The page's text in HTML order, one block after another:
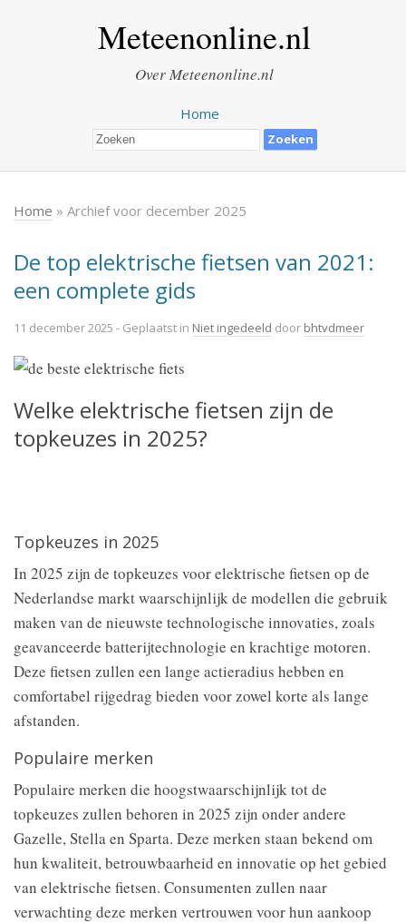
Meteenonline.nl
Over Meteenonline.nl
Home
Home » Archief voor december 2025
De top elektrische fietsen van 2021:
een complete gids
11 december 2025 - Geplaatst in Niet ingedeeld door bhtvdmeer
Welke elektrische fietsen zijn de
topkeuzes in 2025?
Topkeuzes in 2025
In 2025 zijn de topkeuzes voor elektrische fietsen op de
Nederlandse markt waarschijnlijk de modellen die gebruik
maken van de nieuwste technologische innovaties, zoals
geavanceerde batterijtechnologie en krachtige motoren.
Deze fietsen zullen een lange actieradius hebben en
comfortabel rijgedrag bieden voor zowel korte als lange
afstanden.
Populaire merken
Populaire merken die hoogstwaarschijnlijk tot de
topkeuzes zullen behoren in 2025 zijn onder andere
Gazelle, Stella en Sparta. Deze merken staan bekend om
hun kwaliteit, betrouwbaarheid en innovatie op het gebied
van elektrische fietsen. Consumenten zullen naar
verwachting deze merken vertrouwen voor hun aankoop